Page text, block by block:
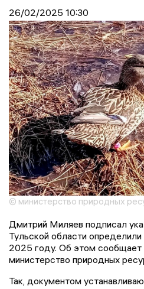
26/02/2025 10:30
© министерство природных
Дмитрий Миляев подписал
Тульской области
2025 году. Об этом сообщает
министерство природных
Так, документом